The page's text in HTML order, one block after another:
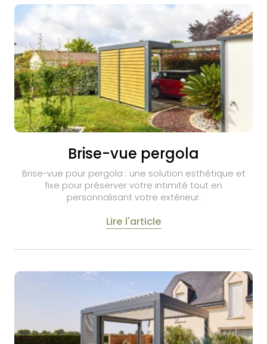
Brise-vue pergola
Brise-vue pour pergola : une solution esthétique et
fixe pour préserver votre intimité tout en
personnalisant votre extérieur.
Lire l'article